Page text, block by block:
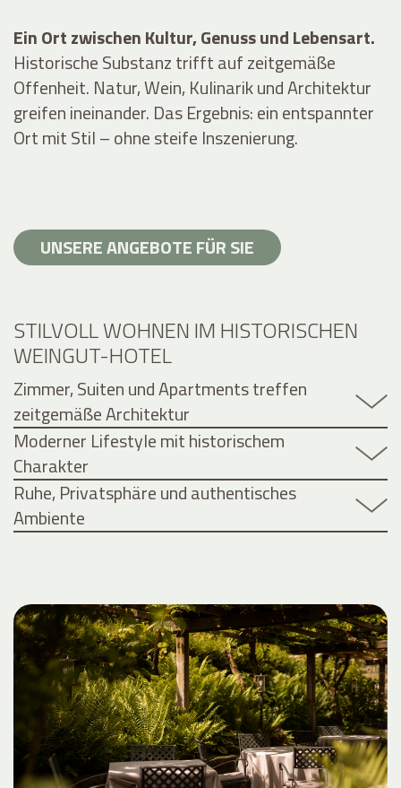
Ein Ort zwischen Kultur, Genuss und Lebensart.
Historische Substanz trifft auf zeitgemäße
Offenheit. Natur, Wein, Kulinarik und Architektur
greifen ineinander. Das Ergebnis: ein entspannter
Ort mit Stil – ohne steife Inszenierung.
UNSERE ANGEBOTE FÜR SIE
STILVOLL WOHNEN IM HISTORISCHEN
WEINGUT-HOTEL
Zimmer, Suiten und Apartments treffen
zeitgemäße Architektur
Moderner Lifestyle mit historischem
Charakter
Ruhe, Privatsphäre und authentisches
Ambiente